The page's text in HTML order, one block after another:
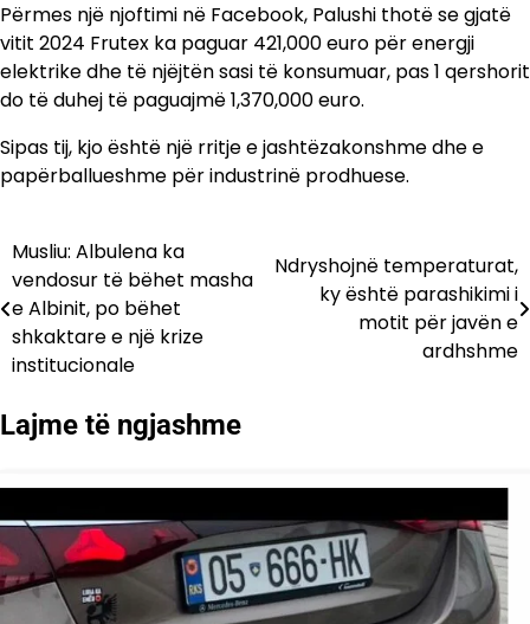
Përmes një njoftimi në Facebook, Palushi thotë se gjatë
vitit 2024 Frutex ka paguar 421,000 euro për energji
elektrike dhe të njëjtën sasi të konsumuar, pas 1 qershorit
do të duhej të paguajmë 1,370,000 euro.
Sipas tij, kjo është një rritje e jashtëzakonshme dhe e
papërballueshme për industrinë prodhuese.
Lëvizje
te
postimet
Musliu: Albulena ka
vendosur të bëhet masha
e Albinit, po bëhet
shkaktare e një krize
institucionale
Ndryshojnë temperaturat,
ky është parashikimi i
motit për javën e
ardhshme
Lajme të ngjashme